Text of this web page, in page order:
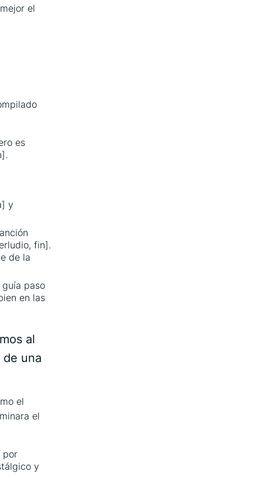
el
es
y
fin].
de la
paso
en las
al
de una
el
el
por
y